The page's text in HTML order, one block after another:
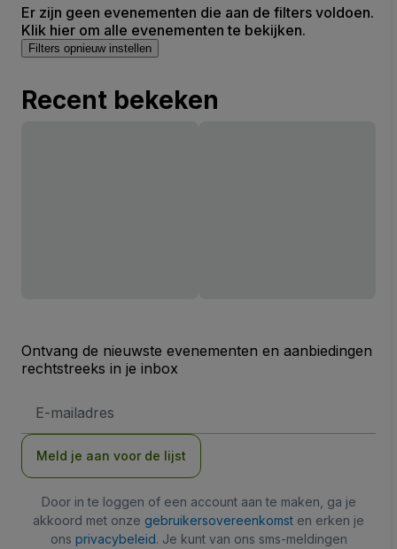
Er zijn geen evenementen die aan de filters voldoen.
Klik hier om alle evenementen te bekijken.
Filters opnieuw instellen
Recent bekeken
Ontvang de nieuwste evenementen en aanbiedingen
rechtstreeks in je inbox
mailadres
Meld je aan voor de lijst
Door in te loggen of een account aan te maken, ga je
akkoord met onze gebruikersovereenkomst en erken je
ons privacybeleid. Je kunt van ons sms-meldingen